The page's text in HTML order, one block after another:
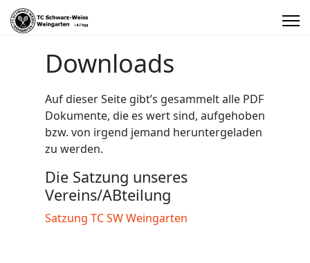
Downloads
Auf dieser Seite gibt’s gesammelt alle PDF
Dokumente, die es wert sind, aufgehoben
bzw. von irgend jemand heruntergeladen
zu werden.
Die Satzung unseres
Vereins/ABteilung
Satzung TC SW Weingarten